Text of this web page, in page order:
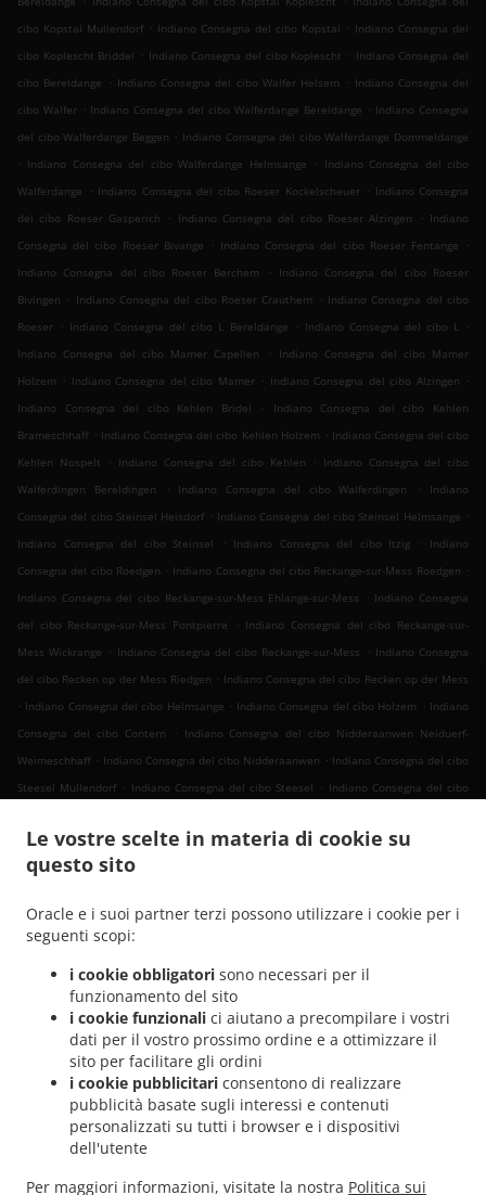
Le vostre scelte in materia di cookie su
questo sito
Oracle e i suoi partner terzi possono utilizzare i cookie per i
seguenti scopi:
i cookie obbligatori sono necessari per il
funzionamento del sito
i cookie funzionali ci aiutano a precompilare i vostri
dati per il vostro prossimo ordine e a ottimizzare il
sito per facilitare gli ordini
i cookie pubblicitari consentono di realizzare
pubblicità basate sugli interessi e contenuti
personalizzati su tutti i browser e i dispositivi
dell'utente
Per maggiori informazioni, visitate la nostra Politica sui
cibo Kopstal Mullendorf . Indiano Consegna del cibo Kopstal . Indiano Consegna del
cibo Koplescht Briddel . Indiano Consegna del cibo Koplescht . Indiano Consegna del
cibo Bereldange
. Indiano Consegna del cibo Walfer Helsem . Indiano Consegna del
cibo Walfer . Indiano Consegna del cibo Walferdange Bereldange . Indiano Consegna
del cibo Walferdange Beggen . Indiano Consegna del cibo Walferdange Dommeldange
. Indiano Consegna del cibo Walferdange Helmsange . Indiano Consegna del cibo
Walferdange
. Indiano Consegna del cibo Roeser Kockelscheuer . Indiano Consegna
del cibo Roeser Gasperich
. Indiano Consegna del cibo Roeser Alzingen . Indiano
Consegna del cibo Roeser Bivange
. Indiano Consegna del cibo Roeser Fentange
.
Indiano Consegna del cibo Roeser Berchem
. Indiano Consegna del cibo Roeser
Bivingen . Indiano Consegna del cibo Roeser Crauthem . Indiano Consegna del cibo
Roeser . Indiano Consegna del cibo L Bereldange . Indiano Consegna del cibo L .
Indiano Consegna del cibo Mamer Capellen
. Indiano Consegna del cibo Mamer
Holzem . Indiano Consegna del cibo Mamer . Indiano Consegna del cibo Alzingen .
Indiano Consegna del cibo Kehlen Bridel
.
Indiano Consegna del cibo Kehlen
Brameschhaff . Indiano Consegna del cibo Kehlen Holzem . Indiano Consegna del cibo
Kehlen Nospelt
. Indiano Consegna del cibo Kehlen . Indiano Consegna del cibo
Walferdingen Bereldingen
. Indiano Consegna del cibo Walferdingen .
Indiano
Consegna del cibo Steinsel Heisdorf . Indiano Consegna del cibo Steinsel Helmsange .
Indiano Consegna del cibo Steinsel
. Indiano Consegna del cibo Itzig . Indiano
Consegna del cibo Roedgen . Indiano Consegna del cibo Reckange-sur-Mess Roedgen .
Indiano Consegna del cibo Reckange-sur-Mess Ehlange-sur-Mess
. Indiano Consegna
del cibo Reckange-sur-Mess Pontpierre
. Indiano Consegna del cibo Reckange-sur-
Mess Wickrange . Indiano Consegna del cibo Reckange-sur-Mess . Indiano Consegna
del cibo Recken op der Mess Riedgen . Indiano Consegna del cibo Recken op der Mess
. Indiano Consegna del cibo Helmsange . Indiano Consegna del cibo Holzem . Indiano
Consegna del cibo Contern
. Indiano Consegna del cibo Nidderaanwen Neiduerf-
Weimeschhaff . Indiano Consegna del cibo Nidderaanwen . Indiano Consegna del cibo
Steesel Mullendorf . Indiano Consegna del cibo Steesel . Indiano Consegna del cibo
Bettembourg
. Indiano Consegna del cibo Mondercange Pontpierre
Consegna del cibo Mondercange Bergem
Consegna del cibo Heisdorf
. Indiano Consegna del cibo Pontpierre . Indiano
del cibo Livange . Indiano Consegna del cibo Weiler zum Tuer . Indiano Consegna del
cibo Weiler-la-Tour Hassel
. Indiano Consegna del cibo Weiler-la-Tour
Consegna del cibo Monnerich Steinbrücken
. Indiano Consegna del cibo Monnerich
Indiano Consegna del cibo Ehlange-sur-Mess
Indiano Consegna del cibo Findel Hamm . Indiano Consegna del cibo Findel
Consegna del cibo Reckingen/Mess Wickringen
.
Indiano Consegna del cibo
Reckingen/Mess Ehlange-sur-Mess
. Indiano Consegna del cibo Reckingen/Mess
. .